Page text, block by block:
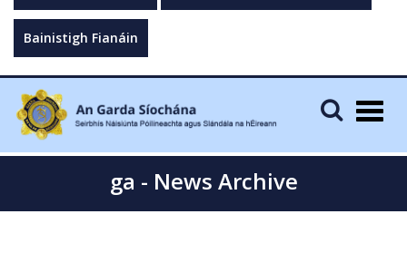
Bainistigh Fianáin
ga - News Archive